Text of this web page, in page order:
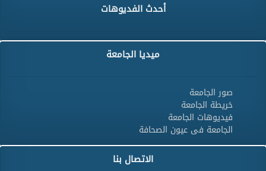
أحدث الفديوهات
ميديا الجامعة
صور الجامعة
خريطة الجامعة
فيديوهات الجامعة
الجامعة فى عيون الصحافة
الاتصال بنا